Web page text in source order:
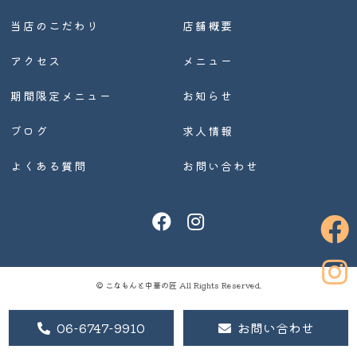
06-6747-9910 お問い合わせ
当店のこだわり 店舗概要
アクセス メニュー
期間限定メニュー お知らせ
ブログ 求人情報
よくある質問 お問い合わせ
© こなもんと中華の匠 All Rights Reserved.